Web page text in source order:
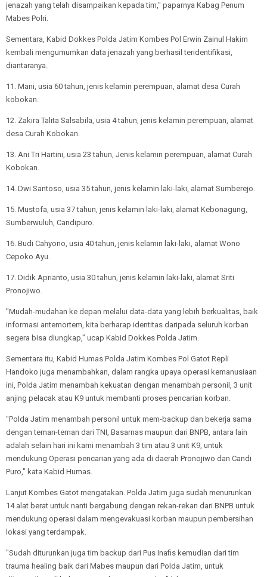
jenazah yang telah disampaikan kepada tim," paparnya Kabag Penum
Mabes Polri.
Sementara, Kabid Dokkes Polda Jatim Kombes Pol Erwin Zainul Hakim
kembali mengumumkan data jenazah yang berhasil teridentifikasi,
diantaranya.
11. Mani, usia 60 tahun, jenis kelamin perempuan, alamat desa Curah
kobokan.
12. Zakira Talita Salsabila, usia 4 tahun, jenis kelamin perempuan, alamat
desa Curah Kobokan.
13. Ani Tri Hartini, usia 23 tahun, Jenis kelamin perempuan, alamat Curah
Kobokan.
14. Dwi Santoso, usia 35 tahun, jenis kelamin laki-laki, alamat Sumberejo.
15. Mustofa, usia 37 tahun, jenis kelamin laki-laki, alamat Kebonagung,
Sumberwuluh, Candipuro.
16. Budi Cahyono, usia 40 tahun, jenis kelamin laki-laki, alamat Wono
Cepoko Ayu.
17. Didik Aprianto, usia 30 tahun, jenis kelamin laki-laki, alamat Sriti
Pronojiwo.
"Mudah-mudahan ke depan melalui data-data yang lebih berkualitas, baik
informasi antemortem, kita berharap identitas daripada seluruh korban
segera bisa diungkap," ucap Kabid Dokkes Polda Jatim.
Sementara itu, Kabid Humas Polda Jatim Kombes Pol Gatot Repli
Handoko juga menambahkan, dalam rangka upaya operasi kemanusiaan
ini, Polda Jatim menambah kekuatan dengan menambah personil, 3 unit
anjing pelacak atau K9 untuk membanti proses pencarian korban.
"Polda Jatim menambah personil untuk mem-backup dan bekerja sama
dengan teman-teman dari TNI, Basarnas maupun dari BNPB, antara lain
adalah selain hari ini kami menambah 3 tim atau 3 unit K9, untuk
mendukung Operasi pencarian yang ada di daerah Pronojiwo dan Candi
Puro," kata Kabid Humas.
Lanjut Kombes Gatot mengatakan. Polda Jatim juga sudah menurunkan
14 alat berat untuk nanti bergabung dengan rekan-rekan dari BNPB untuk
mendukung operasi dalam mengevakuasi korban maupun pembersihan
lokasi yang terdampak.
"Sudah diturunkan juga tim backup dari Pus Inafis kemudian dari tim
trauma healing baik dari Mabes maupun dari Polda Jatim, untuk